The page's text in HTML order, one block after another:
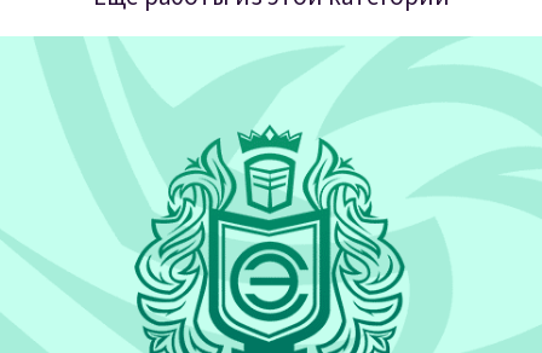
Каталог «Электровек Сталь»
ПОДРОБНЕЕ